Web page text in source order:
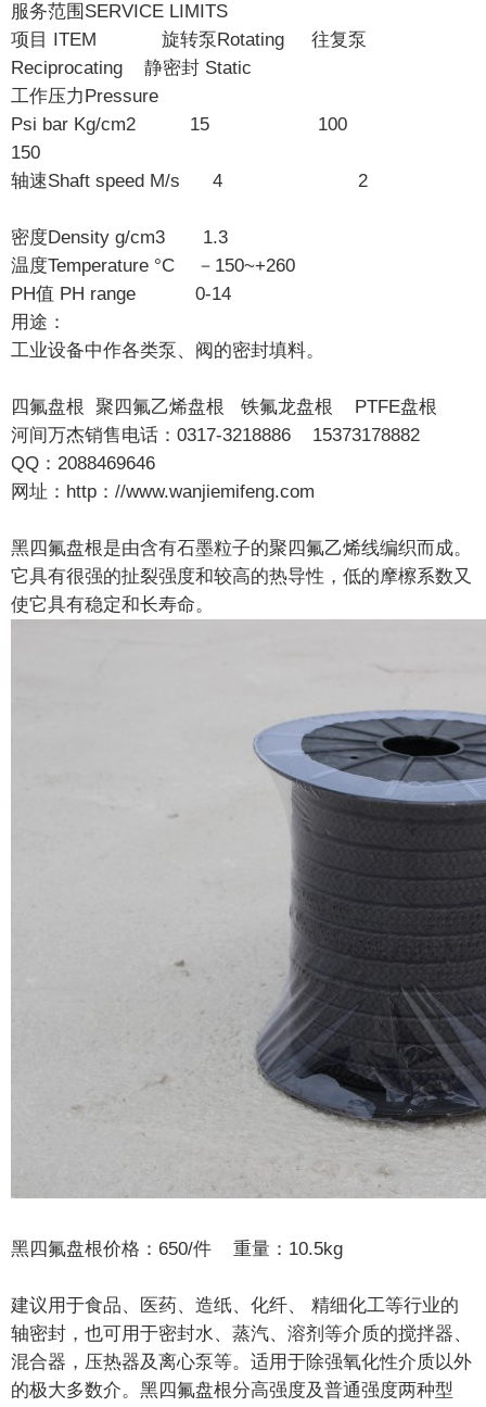
服务范围SERVICE LIMITS
项目 ITEM 旋转泵Rotating 往复泵
Reciprocating 静密封 Static
工作压力Pressure
Psi bar Kg/cm2 15 100
150
轴速Shaft speed M/s 4 2
密度Density g/cm3 1.3
温度Temperature °C －150~+260
PH值 PH range 0-14
用途：
工业设备中作各类泵、阀的密封填料。
四氟盘根 聚四氟乙烯盘根 铁氟龙盘根 PTFE盘根
河间万杰销售电话：0317-3218886 15373178882
QQ：2088469646
网址：http ：//www.wanjiemifeng.com
黑四氟盘根是由含有石墨粒子的聚四氟乙烯线编织而成。
它具有很强的扯裂强度和较高的热导性，低的摩檫系数又
使它具有稳定和长寿命。
黑四氟盘根价格：650/件 重量：10.5kg
建议用于食品、医药、造纸、化纤、 精细化工等行业的
轴密封，也可用于密封水、蒸汽、溶剂等介质的搅拌器、
混合器，压热器及离心泵等。适用于除强氧化性介质以外
的极大多数介。黑四氟盘根分高强度及普通强度两种型